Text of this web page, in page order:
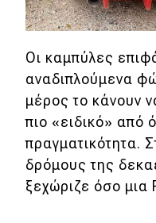
Classic
Νέα
Παρουσιάσεις
DRIVE Away
MOTO
Οι καμπύλες
αναδιπλούμενα
μέρος το κάνουν
πιο «ειδικό» από
πραγματικότητα.
δρόμους της
ξεχώριζε όσο μια